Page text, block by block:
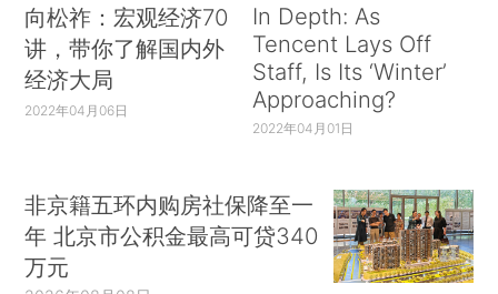
向松祚：宏观经济70
讲，带你了解国内外
经济大局
2022年04月06日
In Depth: As
Tencent Lays Off
Staff, Is Its ‘Winter’
Approaching?
2022年04月01日
非京籍五环内购房社保降至一
年 北京市公积金最高可贷340
万元